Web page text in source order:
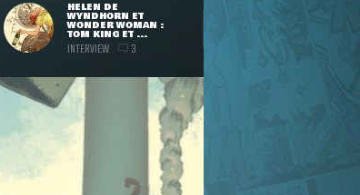
HELEN DE
WYNDHORN ET
WONDER WOMAN :
TOM KING ET ...
INTERVIEW 3